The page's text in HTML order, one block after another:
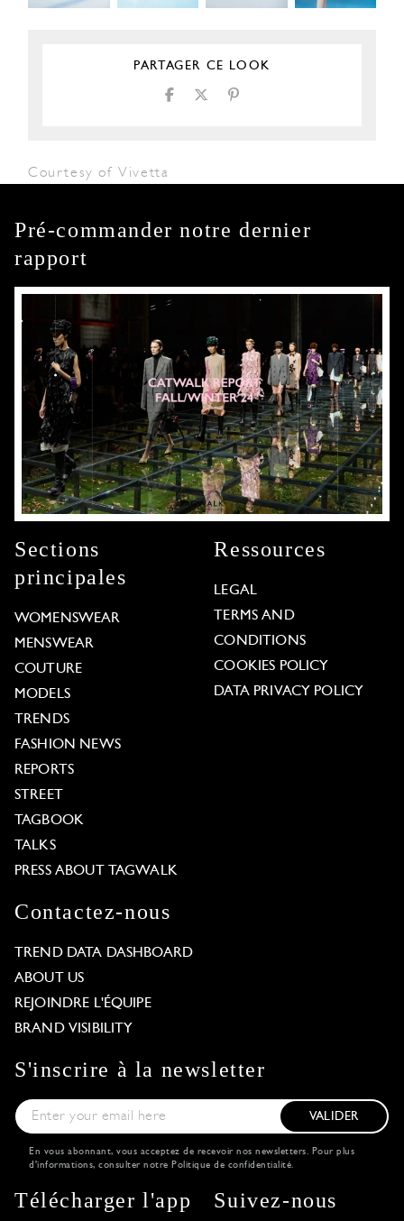
PARTAGER CE LOOK
Courtesy of Vivetta
Pré-commander notre dernier
rapport
Sections
principales
WOMENSWEAR
MENSWEAR
COUTURE
MODELS
TRENDS
FASHION NEWS
REPORTS
STREET
TAGBOOK
TALKS
PRESS ABOUT TAGWALK
Ressources
LEGAL
TERMS AND
CONDITIONS
COOKIES POLICY
DATA PRIVACY POLICY
Contactez-nous
TREND DATA DASHBOARD
ABOUT US
REJOINDRE L'ÉQUIPE
BRAND VISIBILITY
S'inscrire à la newsletter
VALIDER
En vous abonnant, vous acceptez de recevoir nos newsletters. Pour plus
d'informations, consulter notre Politique de confidentialité.
Télécharger l'app Suivez-nous